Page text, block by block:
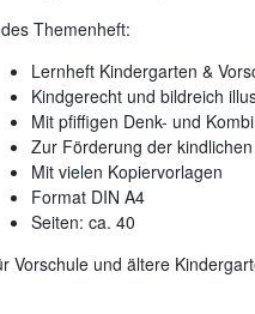
Themenheft:
Lernheft Kindergarten &
Kindgerecht und bildreich
Mit pfiffigen Denk- und
Zur Förderung der
Mit vielen Kopiervorlagen
Format DIN A4
Seiten: ca. 40
Vorschule und ältere